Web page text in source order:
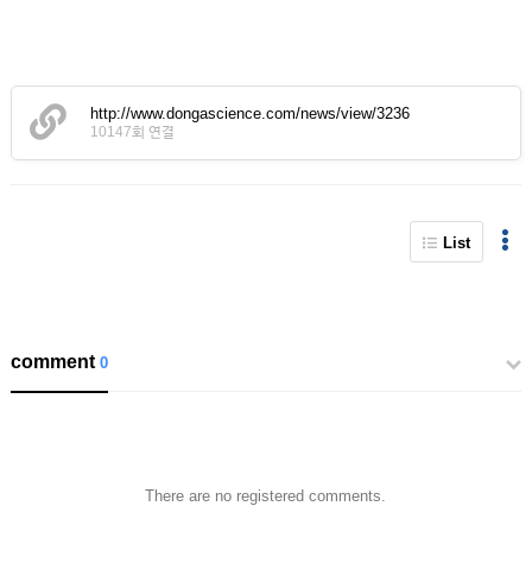
http://www.dongascience.com/news/view/3236
10147회 연결
List
comment0
There are no registered comments.